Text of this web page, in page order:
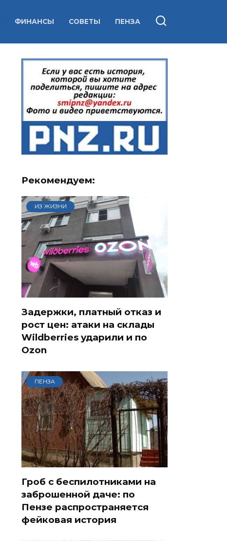
ФИНАНСЫ СОВЕТЫ ПЕНЗА
Рекомендуем:
ИЗ ЖИЗНИ
Задержки, платный отказ и
рост цен: атаки на склады
Wildberries ударили и по
Ozon
ПЕНЗА
Гроб с беспилотниками на
заброшенной даче: по
Пензе распространяется
фейковая история